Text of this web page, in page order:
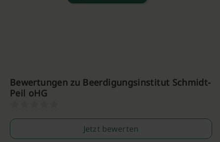
Bewertungen zu Beerdigungsinstitut Schmidt-
Peil oHG
Jetzt bewerten